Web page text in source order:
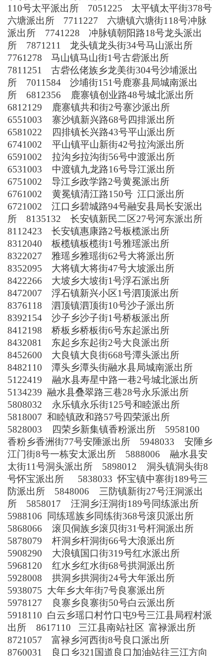
110号太平派出所 7051225 太平镇太平街378号
六塘派出所
7711227 六塘镇六塘街118号冲脉
派出所
7741228 冲脉镇朝阳路18号龙头派出
所
7871211 龙头镇龙头街34号马山派出所
7761278
马山镇马山街1号古砦派出所
7811251
古砦仫佬族乡龙美街304号沙埔派出
所
7011584 沙埔街151号鹿寨县局城南派出
所
6812356 鹿寨镇创业路48号城北派出所
6812129
鹿寨镇共和街2号寨沙派出所
6551003
寨沙镇新兴路68号四排派出所
6581022
四排镇长兴路43号平山派出所
6741002
平山镇平山新街42号拉沟派出所
6591002
拉沟乡拉沟街56号中渡派出所
6531003
中渡镇九龙路16号导江派出所
6751002
导江乡政学路2号黄冕派出所
6761002
黄冕镇清江路150号 江口派出所
6721002
江口乡碧城路94号融安县局长安派出
所
8135132 长安镇新民二区27号河东派出所
8112423
长安镇惠康路2号板榄派出所
8312040
板榄镇板榄街1号雅瑶派出所
8322027
雅瑶乡雅瑶街62号大将派出所
8352095
大将镇大将街47号大坡派出所
8422266
大坡乡大坡街1号浮石派出所
8472007
浮石镇新兴小区1号泗顶派出所
8376118
泗顶镇泗顶街10号沙子派出所
8392154
沙子乡沙子街1号桥板派出所
8412198
桥板乡桥板街6号东起派出所
8432081
东起乡东起街2号大良派出所
8452600
大良镇大良街668号潭头派出所
8482110
潭头乡潭头街融水县局城南派出所
5122419
融水县寿星中路一巷2号城北派出所
5134239 融水县叠翠路三巷28号永乐派出所
5808032
永乐镇永乐街125号和睦派出所
5818007 和睦镇政和路57号四荣派出所
5828003
四荣乡新集镇香粉派出所
5958100
香粉乡香洲街77号安陲派出所 5948033
安陲乡
江门街8号一栋安太派出所 5888006
融水县安
太街11号洞头派出所 5898012 洞头镇洞头街8
号怀宝派出所 5838033 怀宝镇中寨街189号三
防派出所
5848006 三防镇新街27号汪洞派出
所
5858017 汪洞乡汪洞街189号同练派出所
5988106
同练瑶族乡同练街368号滚贝派出所
5868066
滚贝侗族乡滚贝街31号杆洞派出所
5878079
杆洞乡杆洞街66号大浪派出所
5908290
大浪镇国口街319号红水派出所
5968120
红水乡红水街68号拱洞派出所
5928008
拱洞乡拱洞街24号大年派出所
5938075 大年乡大年街7号良寨派出所
5978127
良寨乡良寨街50号白云派出所
5918110 白云乡瑶口村竹口屯9号三江县局程村派
出所
8617110 三江县南站社区 富禄派出所
8721057
富禄乡河西街8号良口派出所
8760031
良口乡321 国道良口加油站往三江方向